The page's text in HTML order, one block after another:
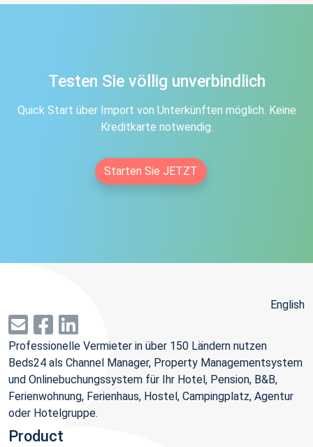
Testen Sie völlig unverbindlich
Quick Start über Import von Unterkünften möglich. Keine
Kreditkarte notwendig.
Starten Sie JETZT
English
Professionelle Vermieter in über 150 Ländern nutzen
Beds24 als Channel Manager, Property Managementsystem
und Onlinebuchungssystem für Ihr Hotel, Pension, B&B,
Ferienwohnung, Ferienhaus, Hostel, Campingplatz, Agentur
oder Hotelgruppe.
Product